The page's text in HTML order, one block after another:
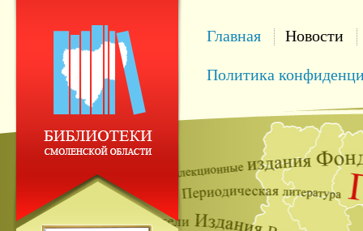
Главная Новости
Политика